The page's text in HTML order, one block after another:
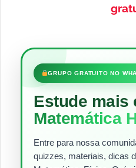
GRUPO GRATUITO NO
Estude mais
Matemática
Entre para nossa
quizzes, materiais, dicas